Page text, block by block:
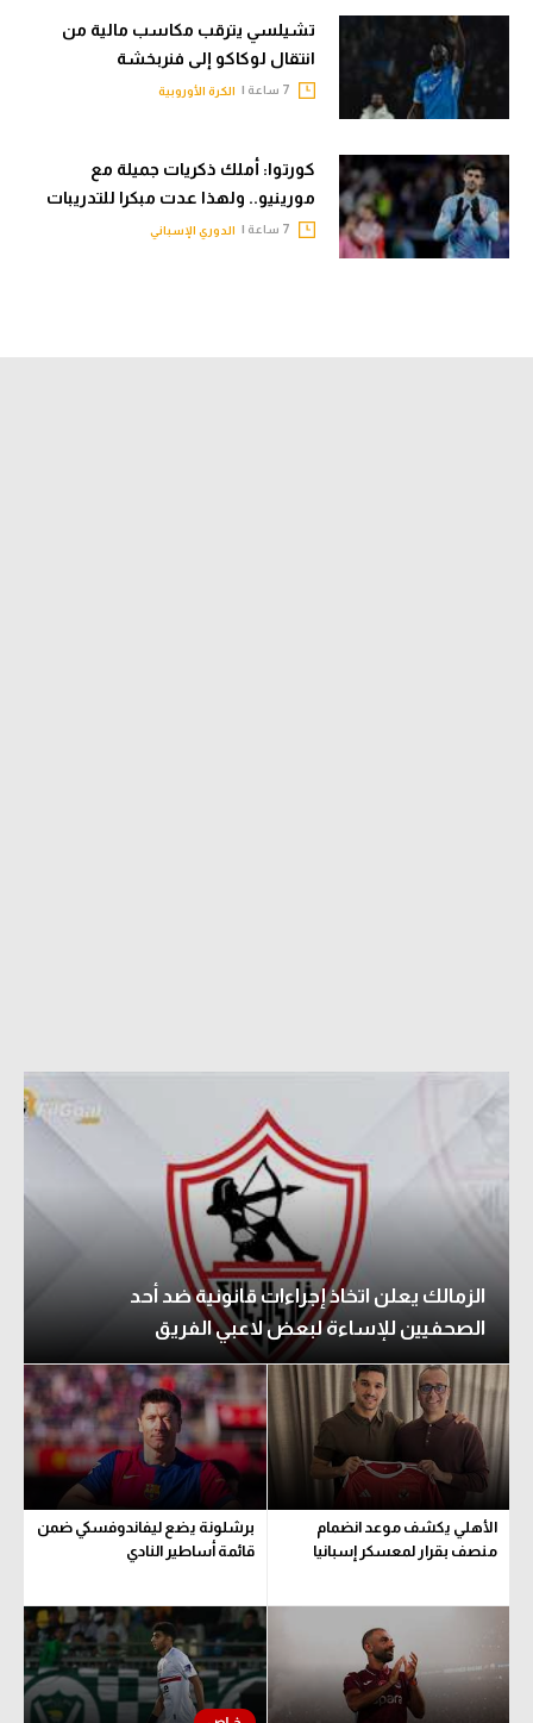
تشيلسي يترقب مكاسب مالية من
انتقال لوكاكو إلى فنربخشة
الكرة الأوروبية
كورتوا: أملك ذكريات جميلة مع
مورينيو.. ولهذا عدت مبكرا للتدريبات
الدوري الإسباني
الزمالك يعلن اتخاذ إجراءات قانونية ضد أحد
الصحفيين للإساءة لبعض لاعبي الفريق
الأهلي يكشف موعد انضمام
منصف بقرار لمعسكر إسبانيا
برشلونة يضع ليفاندوفسكي ضمن
قائمة أساطير النادي